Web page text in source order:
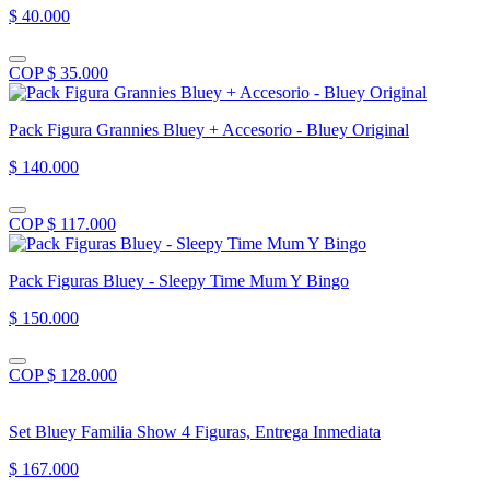
$ 40.000
COP $ 35.000
Pack Figura Grannies Bluey + Accesorio - Bluey Original
$ 140.000
COP $ 117.000
Pack Figuras Bluey - Sleepy Time Mum Y Bingo
$ 150.000
COP $ 128.000
Set Bluey Familia Show 4 Figuras, Entrega Inmediata
$ 167.000